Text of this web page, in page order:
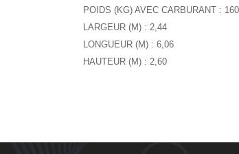
POIDS (KG) AVEC CARBURANT :
LARGEUR (M) : 2,44
LONGUEUR (M) : 6,06
HAUTEUR (M) : 2,60